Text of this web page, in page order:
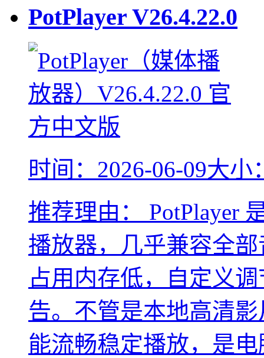
PotPlayer V26.4.22.0
时间：2026-06-09大小
推荐理由：
PotPlayer
播放器，几乎兼容全
占用内存低，自定义
告。不管是本地高清
能流畅稳定播放，是